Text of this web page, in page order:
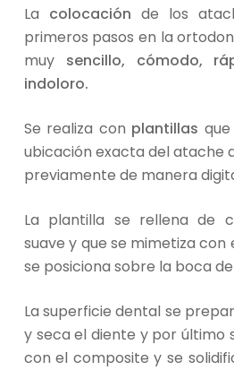
La colocación de los
primeros pasos en la
muy sencillo, cómodo,
indoloro.
Se realiza con plantillas
ubicación exacta del atache
previamente de manera
La plantilla se rellena de
suave y que se mimetiza
se posiciona sobre la boca
La superficie dental se
y seca el diente y por último
con el composite y se